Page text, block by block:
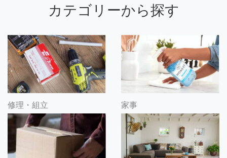
カテゴリーから探す
修理・組立 家事